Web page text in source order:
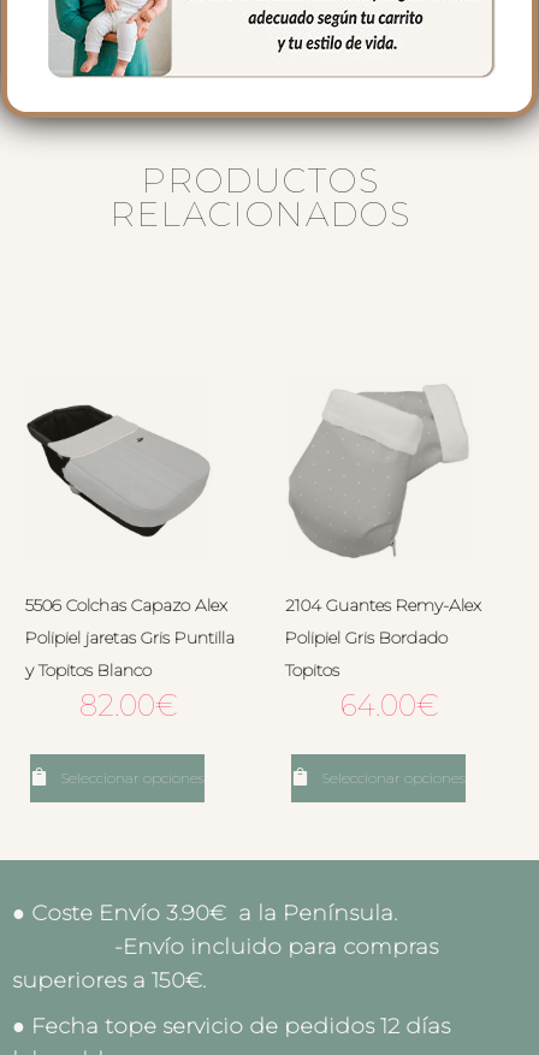
secado al natural.
PRODUCTOS
RELACIONADOS
5506 Colchas Capazo Alex
Polipiel jaretas Gris Puntilla
y Topitos Blanco
82.00€
Seleccionar opciones
2104 Guantes Remy-Alex
Polipiel Gris Bordado
Topitos
64.00€
Seleccionar opciones
● Coste Envío 3.90€ a la Península.
-Envío incluido para compras
superiores a 150€.
● Fecha tope servicio de pedidos 12 días